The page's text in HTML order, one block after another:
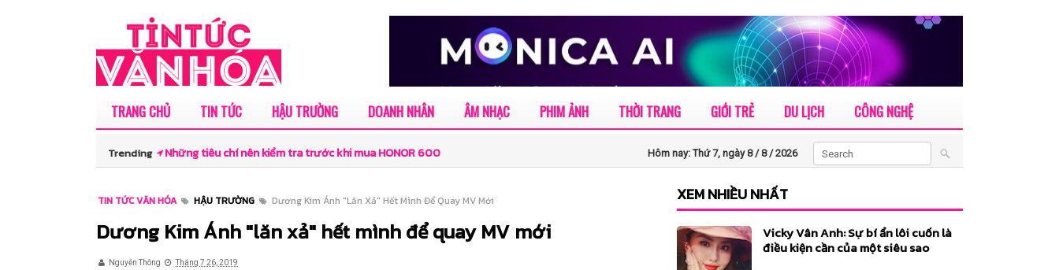
TRANG CHỦ TIN TỨC HẬU TRƯỜNG DOANH NHÂN ÂM NHẠC PHIM ẢNH THỜI TRANG GIỚI TRẺ DU LỊCH CÔNG NGHỆ
Trending
Những tiêu chí nên kiểm tra trước khi mua HONOR 600
Nhà thơ Lê Minh Quốc và góc nhìn văn chương về “Ngẫm
Hôm nay: Thứ 7, ngày 8 / 8 /2026
TIN TỨC VĂN HÓA HẬU TRƯỜNG Dương Kim Ánh "lăn Xả" Hết Mình Để Quay MV Mới
Dương Kim Ánh "lăn xả" hết mình để quay MV mới
Nguyễn Thông Tháng 7 26, 2019
XEM NHIỀU NHẤT
Vicky Vân Anh: Sự bí ẩn lôi cuốn là
điều kiện cần của một siêu sao